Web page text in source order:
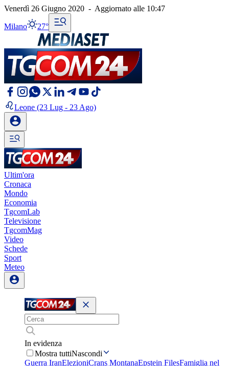
Venerdì 26 Giugno 2020 - Aggiornato alle 10:47
Milano 27°
Leone (23 Lug - 23 Ago)
Ultim'ora
Cronaca
Mondo
Economia
TgcomLab
Televisione
TgcomMag
Video
Schede
Sport
Meteo
In evidenza
Mostra tuttiNascondi
Guerra IranElezioniCrans MontanaEpstein FilesFamiglia nel